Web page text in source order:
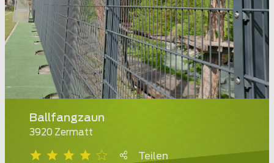
Ballfangzaun
3920 Zermatt
Teilen